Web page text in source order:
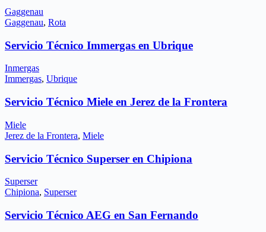
Gaggenau
Gaggenau, Rota
Servicio Técnico Immergas en Ubrique
Inmergas
Immergas, Ubrique
Servicio Técnico Miele en Jerez de la Frontera
Miele
Jerez de la Frontera, Miele
Servicio Técnico Superser en Chipiona
Superser
Chipiona, Superser
Servicio Técnico AEG en San Fernando